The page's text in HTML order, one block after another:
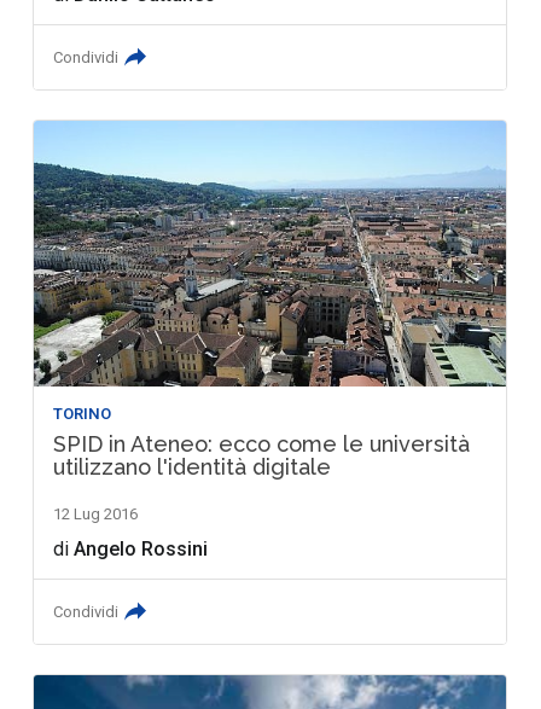
Condividi
TORINO
SPID in Ateneo: ecco come le università
utilizzano l'identità digitale
12 Lug 2016
diAngelo Rossini
Condividi